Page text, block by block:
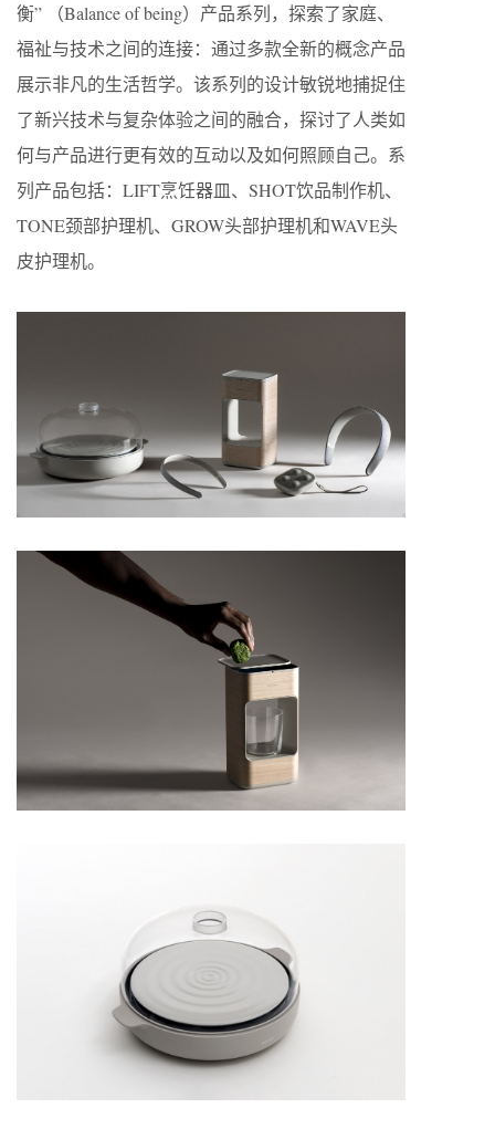
衡” （Balance of being）产品系列，探索了家庭、
福祉与技术之间的连接：通过多款全新的概念产品
展示非凡的生活哲学。该系列的设计敏锐地捕捉住
了新兴技术与复杂体验之间的融合，探讨了人类如
何与产品进行更有效的互动以及如何照顾自己。系
列产品包括：LIFT烹饪器皿、SHOT饮品制作机、
TONE颈部护理机、GROW头部护理机和WAVE头
皮护理机。